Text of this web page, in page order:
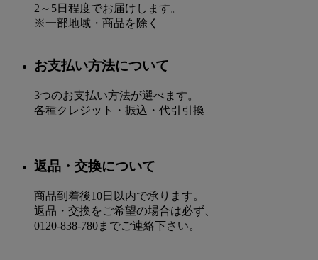
2～5日程度でお届けします。
※一部地域・商品を除く
お支払い方法について
3つのお支払い方法が選べます。
各種クレジット・振込・代引引換
返品・交換について
商品到着後10日以内で承ります。
返品・交換をご希望の場合は必ず、
0120-838-780までご連絡下さい。